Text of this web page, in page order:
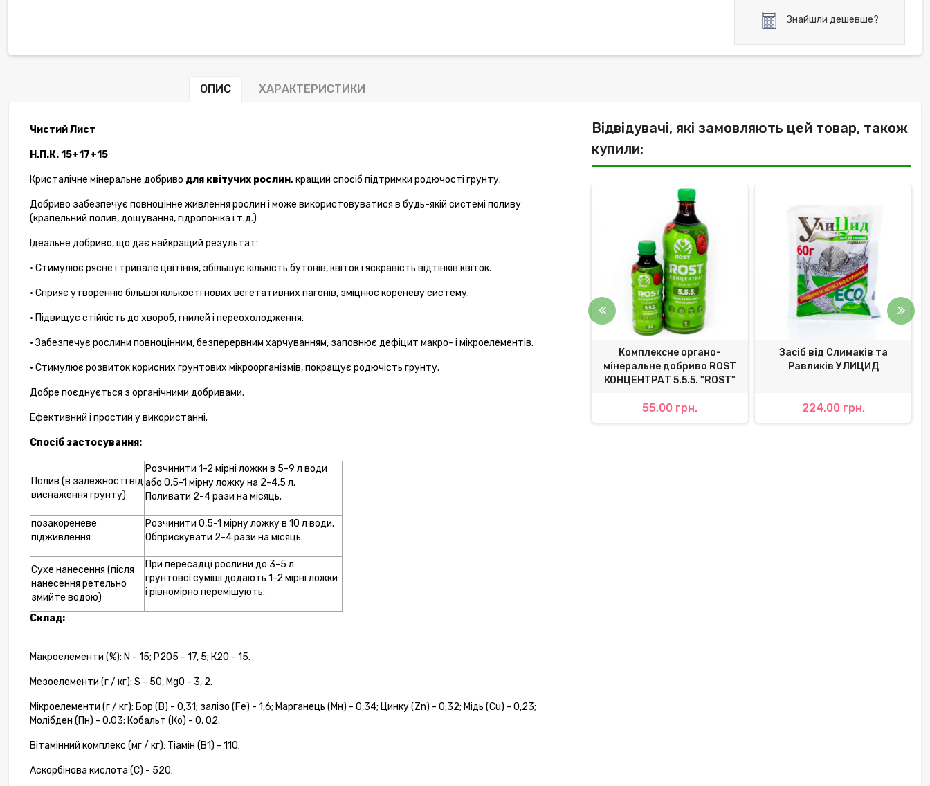
Знайшли дешевше?
ОПИС ХАРАКТЕРИСТИКИ
Чистий Лист
Н.П.К. 15+17+15
Кристалічне мінеральне добриво для квітучих рослин,кращий спосіб підтримки родючості грунту.
Добриво забезпечує повноцінне живлення рослин і може використовуватися в будь-якій системі поливу
(крапельний полив, дощування, гідропоніка і т.д.)
Ідеальне добриво, що дає найкращий результат:
• Стимулює рясне і тривале цвітіння, збільшує кількість бутонів, квіток і яскравість відтінків квіток.
• Сприяє утворенню більшої кількості нових вегетативних пагонів, зміцнює кореневу систему.
• Підвищує стійкість до хвороб, гнилей і переохолодження.
• Забезпечує рослини повноцінним, безперервним харчуванням, заповнює дефіцит макро- і мікроелементів.
• Стимулює розвиток корисних грунтових мікроорганізмів, покращує родючість грунту.
Добре поєднується з органічними добривами.
Ефективний і простий у використанні.
Спосіб застосування:
Полив (в залежності від
виснаження грунту)
Розчинити 1-2 мірні ложки в 5-9 л води
або 0,5-1 мірну ложку на 2-4,5 л.
Поливати 2-4 рази на місяць.
позакореневе
підживлення
Розчинити 0,5-1 мірну ложку в 10 л води.
Обприскувати 2-4 рази на місяць.
Сухе нанесення (після
нанесення ретельно
змийте водою)
При пересадці рослини до 3-5 л
грунтової суміші додають 1-2 мірні ложки
і рівномірно перемішують.
Склад:
Макроелементи (%): N - 15; Р2О5 - 17, 5; К2О - 15.
Мезоелементи (г / кг): S - 50, MgO - 3, 2.
Мікроелементи (г / кг): Бор (В) - 0,31; залізо (Fe) - 1,6; Марганець (Мн) - 0,34; Цинку (Zn) - 0,32; Мідь (Cu) - 0,23;
Молібден (Пн) - 0,03; Кобальт (Ко) - 0, 02.
Вітамінний комплекс (мг / кг): Тіамін (В1) - 110;
Аскорбінова кислота (С) - 520;
Відвідувачі, які замовляють цей товар, також
купили:
ЛИСТ для цибулі, чсноку та
Комплексне органо-
мінеральне добриво ROST
КОНЦЕНТРАТ 5.5.5. "ROST"
55,00 грн.
Засіб від Слимаків та
Равликів УЛИЦИД
224,00 грн.